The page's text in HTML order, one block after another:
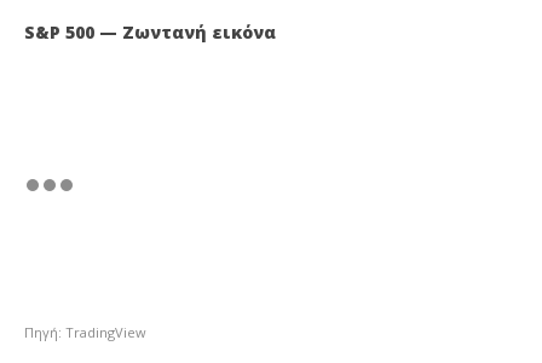
S&P 500 — Ζωντανή εικόνα
Πηγή: TradingView